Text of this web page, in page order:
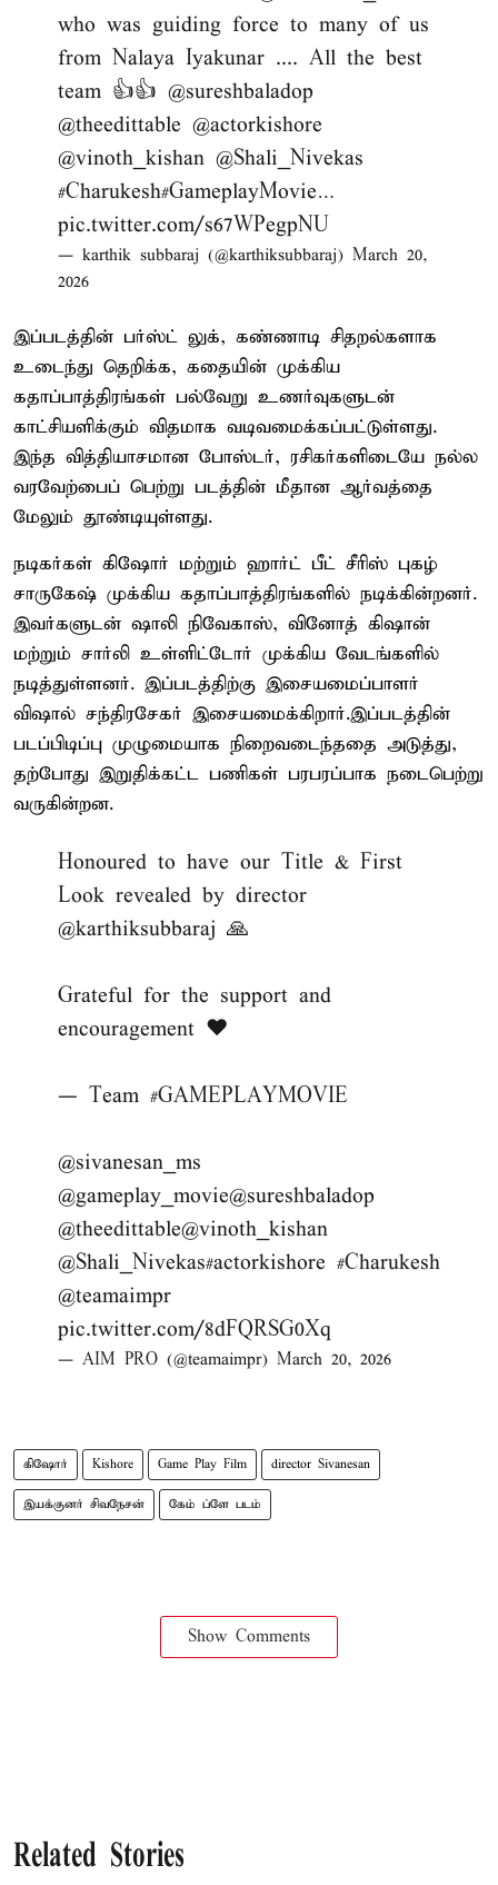
who was guiding force to many of us
from Nalaya Iyakunar .... All the best
team 👍👍 @sureshbaladop
@theedittable @actorkishore
@vinoth_kishan @Shali_Nivekas
#Charukesh#GameplayMovie…
pic.twitter.com/s67WPegpNU
— karthik subbaraj (@karthiksubbaraj) March 20,
2026
இப்படத்தின் பர்ஸ்ட் லுக், கண்ணாடி சிதறல்களாக
உடைந்து தெறிக்க, கதையின் முக்கிய
கதாப்பாத்திரங்கள் பல்வேறு உணர்வுகளுடன்
காட்சியளிக்கும் விதமாக வடிவமைக்கப்பட்டுள்ளது.
இந்த வித்தியாசமான போஸ்டர், ரசிகர்களிடையே நல்ல
வரவேற்பைப் பெற்று படத்தின் மீதான ஆர்வத்தை
மேலும் தூண்டியுள்ளது.
நடிகர்கள் கிஷோர் மற்றும் ஹார்ட் பீட் சீரிஸ் புகழ்
சாருகேஷ் முக்கிய கதாப்பாத்திரங்களில் நடிக்கின்றனர்.
இவர்களுடன் ஷாலி நிவேகாஸ், வினோத் கிஷான்
மற்றும் சார்லி உள்ளிட்டோர் முக்கிய வேடங்களில்
நடித்துள்ளனர். இப்படத்திற்கு இசையமைப்பாளர்
விஷால் சந்திரசேகர் இசையமைக்கிறார்.இப்படத்தின்
படப்பிடிப்பு முழுமையாக நிறைவடைந்ததை அடுத்து,
தற்போது இறுதிக்கட்ட பணிகள் பரபரப்பாக நடைபெற்று
வருகின்றன.
Honoured to have our Title & First
Look revealed by director
@karthiksubbaraj 🙏
Grateful for the support and
encouragement ❤️
— Team #GAMEPLAYMOVIE
@sivanesan_ms
@gameplay_movie@sureshbaladop
@theedittable@vinoth_kishan
@Shali_Nivekas#actorkishore #Charukesh
@teamaimpr
pic.twitter.com/8dFQRSG0Xq
— AIM PRO (@teamaimpr) March 20, 2026
கிஷோர் Kishore Game Play Film director Sivanesan
இயக்குனர் சிவநேசன் கேம் ப்ளே படம்
Show Comments
Related Stories